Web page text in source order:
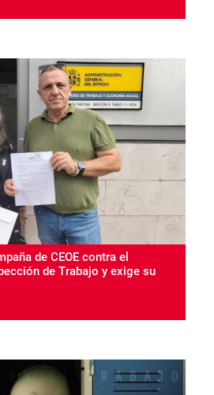
de CEOE contra el
de Trabajo y exige su